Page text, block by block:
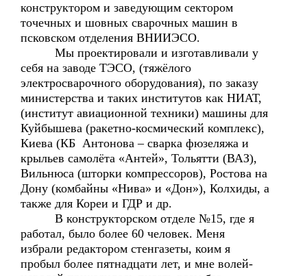
конструктором и заведующим сектором
точечных и шовных сварочных машин в
псковском отделения ВНИИЭСО.
Мы проектировали и изготавливали у
себя на заводе ТЭСО, (тяжёлого
электросварочного оборудования), по заказу
министерства и таких институтов как НИАТ,
(институт авиационной техники) машины для
Куйбышева (ракетно-космический комплекс),
Киева (КБ Антонова – сварка фюзеляжа и
крыльев самолёта «Антей», Тольятти (ВАЗ),
Вильнюса (шторки компрессоров), Ростова на
Дону (комбайны «Нива» и «Дон»), Колхиды, а
также для Кореи и ГДР и др.
В конструкторском отделе №15, где я
работал, было более 60 человек. Меня
избрали редактором стенгазеты, коим я
пробыл более пятнадцати лет, и мне волей-